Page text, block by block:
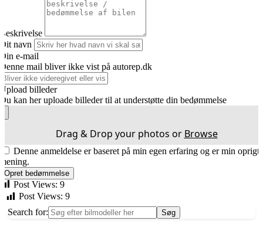
Beskrivelse
Dit navn
Din e-mail
Denne mail bliver ikke vist på autorep.dk
Upload billeder
Du kan her uploade billeder til at understøtte din bedømmelse
Drag & Drop your photos or Browse
Denne anmeldelse er baseret på min egen erfaring og er min
mening.
Opret bedømmelse
Post Views: 9
Post Views: 9
Search for: